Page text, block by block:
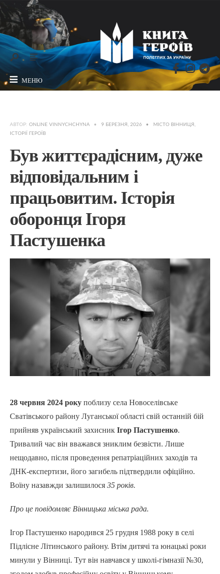
МЕНЮ
АВТОР: ONLINE VINNYCHCHYNA • 9 БЕРЕЗНЯ, 2026 • МІСТО ВІННИЦЯ ,
ІСТОРІЇ ГЕРОЇВ
Був життєрадісним, дуже
відповідальним і
працьовитим. Історія
оборонця Ігоря
Пастушенка
28 червня 2024 року поблизу села Новоселівське
Сватівського району Луганської області свій останній бій
прийняв український захисник Ігор Пастушенко.
Тривалий час він вважався зниклим безвісти. Лише
нещодавно, після проведення репатріаційних заходів та
ДНК-експертизи, його загибель підтвердили офіційно.
Воїну назавжди залишилося 35 років.
Про це повідомляє Вінницька міська рада.
Ігор Пастушенко народився 25 грудня 1988 року в селі
Підлісне Літинського району. Втім дитячі та юнацькі роки
минули у Вінниці. Тут він навчався у школі-гімназії №30,